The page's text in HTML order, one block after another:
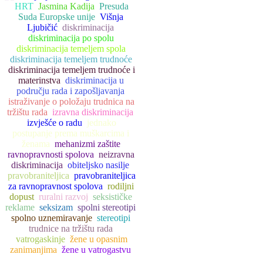
HRT Jasmina Kadija Presuda
Suda Europske unije Višnja
Ljubičić diskriminacija
diskriminacija po spolu
diskriminacija temeljem spola
diskriminacija temeljem trudnoće
diskriminacija temeljem trudnoće i
materinstva diskriminacija u
području rada i zapošljavanja
istraživanje o položaju trudnica na
tržištu rada izravna diskriminacija
izvješće o radu jednako
postupanje prema muškarcima i
ženama mehanizmi zaštite
ravnopravnosti spolova neizravna
diskriminacija obiteljsko nasilje
pravobraniteljica pravobraniteljica
za ravnopravnost spolova rodiljni
dopust ruralni razvoj seksističke
reklame seksizam spolni stereotipi
spolno uznemiravanje stereotipi
trudnice na tržištu rada
vatrogaskinje žene u opasnim
zanimanjima žene u vatrogastvu